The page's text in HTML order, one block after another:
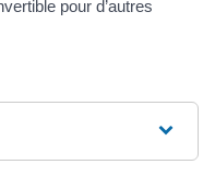
pour d’autres